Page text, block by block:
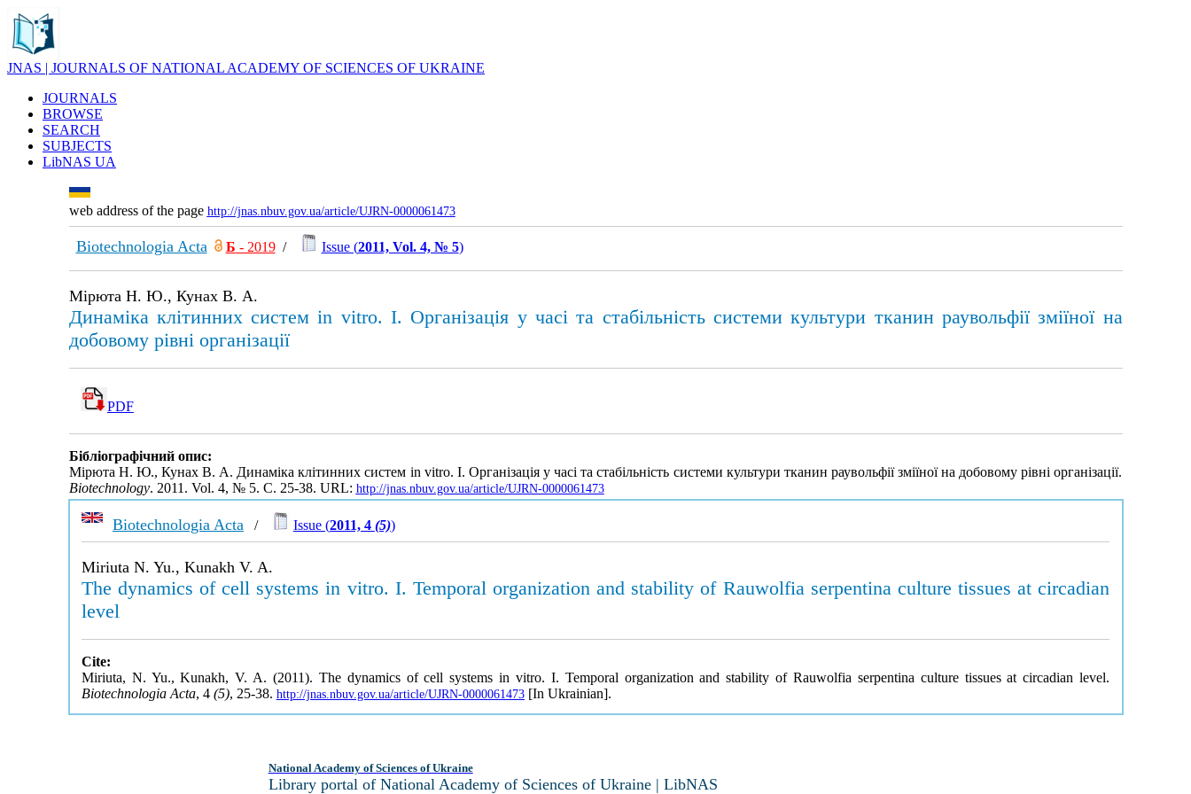
JNAS | JOURNALS OF NATIONAL ACADEMY OF SCIENCES OF UKRAINE
JOURNALS
BROWSE
SEARCH
SUBJECTS
LibNAS UA
web address of the page http://jnas.nbuv.gov.ua/article/UJRN-0000061473
Biotechnologia Acta Б - 2019/ Issue (2011, Vol. 4, № 5)
Мірюта Н. Ю., Кунах В. А.
Динаміка клітинних систем in vitro. І. Організація у часі та стабільність системи культури тканин раувольфії зміїної на
добовому рівні організації
PDF
Бібліографічний опис:
Мірюта Н. Ю., Кунах В. А. Динаміка клітинних систем in vitro. І. Організація у часі та стабільність системи культури тканин раувольфії зміїної на добовому рівні організації.
Biotechnology. 2011. Vol. 4, № 5. С. 25-38. URL: http://jnas.nbuv.gov.ua/article/UJRN-0000061473
Biotechnologia Acta / Issue (2011, 4 (5))
Miriuta N. Yu., Kunakh V. A.
The dynamics of cell systems in vitro. I. Temporal organization and stability of Rauwolfia serpentina culture tissues at circadian
level
Cite:
Miriuta, N. Yu., Kunakh, V. A. (2011). The dynamics of cell systems in vitro. I. Temporal organization and stability of Rauwolfia serpentina culture tissues at circadian level.
Biotechnologia Acta, 4 (5), 25-38. http://jnas.nbuv.gov.ua/article/UJRN-0000061473[In Ukrainian].
National Academy of Sciences of Ukraine
Library portal of National Academy of Sciences of Ukraine | LibNAS